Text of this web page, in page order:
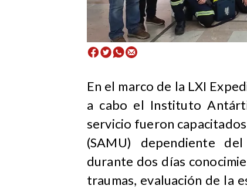
En el marco de la LXI
a cabo el Instituto
servicio fueron
(SAMU) dependiente
durante dos días
traumas, evaluación de la